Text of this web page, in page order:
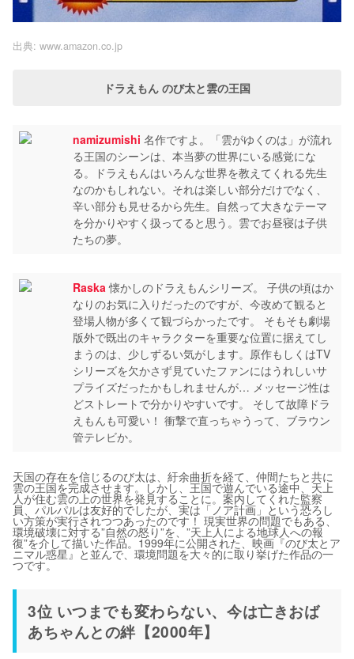
出典: www.amazon.co.jp
ドラえもん のび太と雲の王国
namizumishi 名作ですよ。「雲がゆくのは」が流れ
る王国のシーンは、本当夢の世界にいる感覚にな
る。ドラえもんはいろんな世界を教えてくれる先生
なのかもしれない。それは楽しい部分だけでなく、
辛い部分も見せるから先生。自然って大きなテーマ
を分かりやすく扱ってると思う。雲でお昼寝は子供
たちの夢。
Raska懐かしのドラえもんシリーズ。 子供の頃はか
なりのお気に入りだったのですが、今改めて観ると
登場人物が多くて観づらかったです。 そもそも劇場
版外で既出のキャラクターを重要な位置に据えてし
まうのは、少しずるい気がします。原作もしくはTV
シリーズを欠かさず見ていたファンにはうれしいサ
プライズだったかもしれませんが… メッセージ性は
どストレートで分かりやすいです。 そして故障ドラ
えもんも可愛い！ 衝撃で直っちゃうって、ブラウン
管テレビか。
天国の存在を信じるのび太は、紆余曲折を経て、仲間たちと共に
雲の王国を完成させます。しかし、王国で遊んでいる途中、天上
人が住む雲の上の世界を発見することに。案内してくれた監察
員、パルパルは友好的でしたが、実は「ノア計画」という恐ろし
い方策が実行されつつあったのです！ 現実世界の問題でもある、
環境破壊に対する”自然の怒り”を、”天上人による地球人への報
復”を介して描いた作品。1999年に公開された、映画『のび太とア
ニマル惑星』と並んで、環境問題を大々的に取り挙げた作品の一
つです。
3位 いつまでも変わらない、今は亡きおば
あちゃんとの絆【2000年】